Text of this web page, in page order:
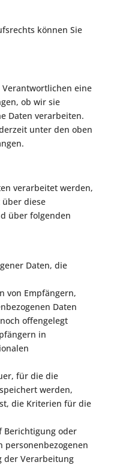
können Sie
Verantwortlichen eine
ob wir sie
Daten verarbeiten.
unter den oben
verarbeitet werden,
diese
über folgenden
Daten, die
von Empfängern,
Daten
offengelegt
in
für die die
werden,
die Kriterien für die
Berichtigung oder
personenbezogenen
der Verarbeitung